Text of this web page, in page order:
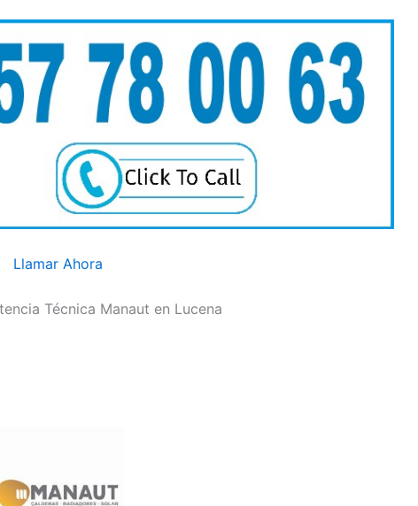
Llamar Ahora
Técnica Manaut en Lucena